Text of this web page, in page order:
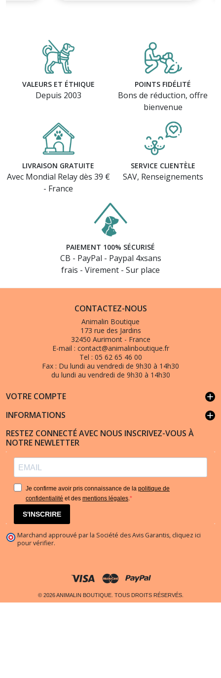
VALEURS ET ÉTHIQUE
Depuis 2003
POINTS FIDÉLITÉ
Bons de réduction, offre
bienvenue
LIVRAISON GRATUITE
Avec Mondial Relay dès 39 €
- France
SERVICE CLIENTÈLE
SAV, Renseignements
PAIEMENT 100% SÉCURISÉ
CB - PayPal - Paypal 4xsans
frais - Virement - Sur place
CONTACTEZ-NOUS
Animalin Boutique
173 rue des Jardins
32450 Aurimont - France
E-mail : contact@animalinboutique.fr
Tel : 05 62 65 46 00
Fax : Du lundi au vendredi de 9h30 à 14h30
du lundi au vendredi de 9h30 à 14h30
VOTRE COMPTE add
INFORMATIONS add
RESTEZ CONNECTÉ AVEC NOUS INSCRIVEZ-VOUS À
NOTRE NEWLETTER
Je confirme avoir pris connaissance de la politique de
confidentialité et des mentions légales.
S'INSCRIRE
Marchand approuvé par la Société des Avis Garantis, cliquez ici
pour vérifier.
© 2026 ANIMALIN BOUTIQUE. TOUS DROITS RÉSERVÉS.